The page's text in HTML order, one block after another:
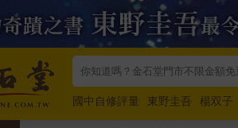
國中自修評量 東野圭吾 楊双子
唯紅花綻放
奧德賽 路邊攤新作